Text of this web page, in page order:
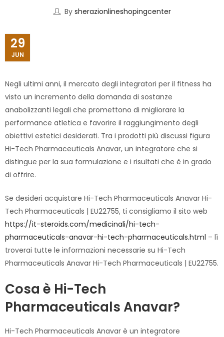
By sherazionlineshopingcenter
29
JUN
Negli ultimi anni, il mercato degli integratori per il fitness ha
visto un incremento della domanda di sostanze
anabolizzanti legali che promettono di migliorare la
performance atletica e favorire il raggiungimento degli
obiettivi estetici desiderati. Tra i prodotti più discussi figura
Hi-Tech Pharmaceuticals Anavar, un integratore che si
distingue per la sua formulazione e i risultati che è in grado
di offrire.
Se desideri acquistare Hi-Tech Pharmaceuticals Anavar Hi-
Tech Pharmaceuticals | EU22755, ti consigliamo il sito web
https://it-steroids.com/medicinali/hi-tech-
pharmaceuticals-anavar-hi-tech-pharmaceuticals.html – lì
troverai tutte le informazioni necessarie su Hi-Tech
Pharmaceuticals Anavar Hi-Tech Pharmaceuticals | EU22755.
Cosa è Hi-Tech
Pharmaceuticals Anavar?
Hi-Tech Pharmaceuticals Anavar è un integratore